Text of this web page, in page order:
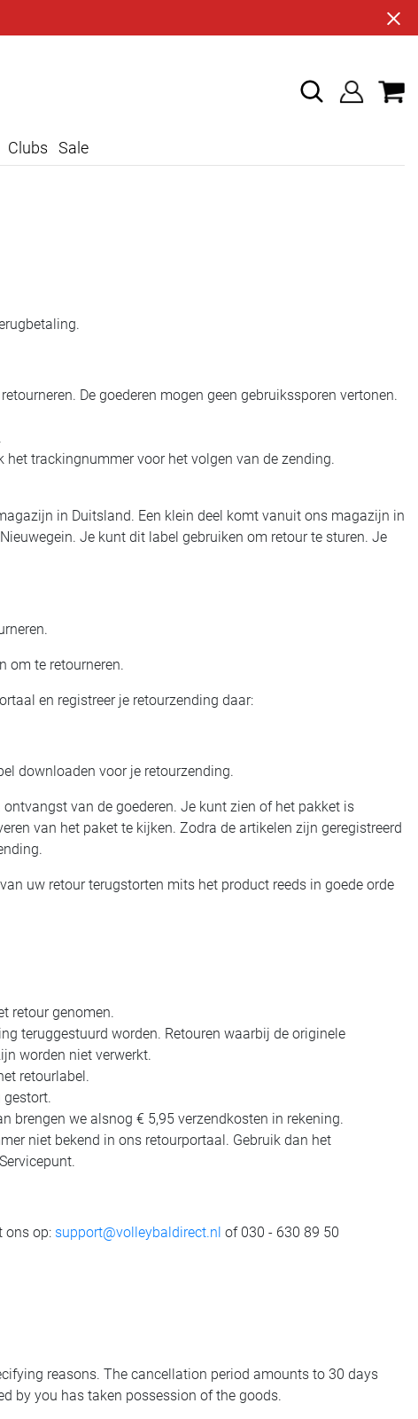
Clubs Sale
De goederen mogen geen gebruikssporen vertonen.
trackingnummer voor het volgen van de zending.
in Duitsland. Een klein deel komt vanuit ons magazijn in
Je kunt dit label gebruiken om retour te sturen. Je
om te retourneren.
en registreer je retourzending daar:
downloaden voor je retourzending.
van de goederen. Je kunt zien of het pakket is
van het paket te kijken. Zodra de artikelen zijn geregistreerd
uw retour terugstorten mits het product reeds in goede orde
retour genomen.
teruggestuurd worden. Retouren waarbij de originele
worden niet verwerkt.
retourlabel.
brengen we alsnog € 5,95 verzendkosten in rekening.
niet bekend in ons retourportaal. Gebruik dan het
ons op: support@volleybaldirect.nl of 030 - 630 89 50
reasons. The cancellation period amounts to 30 days
by you has taken possession of the goods.